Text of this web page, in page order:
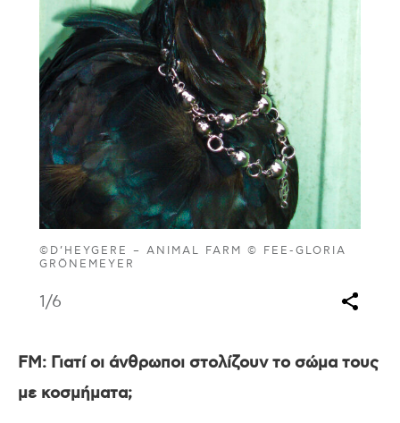
©D’HEYGERE – ANIMAL FARM © FEE-GLORIA
GRÖNEMEYER
1/6
FM: Γιατί οι άνθρωποι στολίζουν το σώμα τους
με κοσμήματα;